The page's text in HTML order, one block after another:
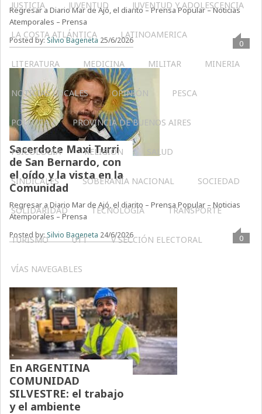
JUSTICIA JUVENTUD JUVENTUD Y ADOLESCENCIA
LA COSTA ATLÁNTICA LATINOAMERICA
LITERATURA MEDICINA MILITAR MINERIA
NOTICIAS LOCALES OPINIÓN PESCA
POLÍTICA PROVINCIA DE BUENOS AIRES
PSICOLOGÍA RELIGIÓN SALUD
SINDICALES SOBERANÍA NACIONAL SOCIEDAD
SOLIDARIDAD TECNOLOGÍA TRANSPORTE
TURISMO UTT V SECCIÓN ELECTORAL
VÍAS NAVEGABLES
Regresar a Diario Mar de Ajó, el diarito – Prensa Popular – Noticias
Atemporales – Prensa
Posted by:Silvio Bageneta 25/6/2026 0
Sacerdote Maxi Turri
de San Bernardo, con
el oído y la vista en la
Comunidad
Regresar a Diario Mar de Ajó, el diarito – Prensa Popular – Noticias
Atemporales – Prensa
Posted by:Silvio Bageneta 24/6/2026 0
En ARGENTINA
COMUNIDAD
SILVESTRE: el trabajo
y el ambiente